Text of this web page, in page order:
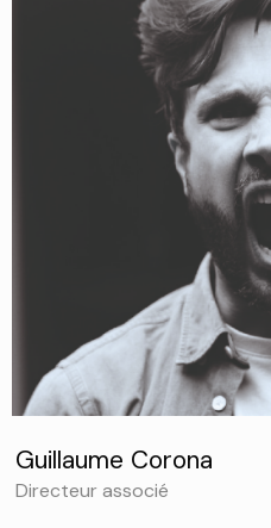
Guillaume Corona
Directeur associé